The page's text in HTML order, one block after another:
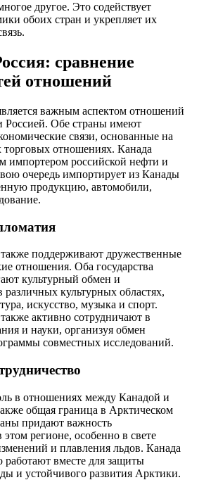
другое. Это содействует
обоих стран и укрепляет их
сравнение
отношений
важным аспектом отношений
Россией. Обе страны имеют
связи, основанные на
отношениях. Канада
импортером российской нефти и
очередь импортирует из Канады
продукцию, автомобили,
поддерживают дружественные
отношения. Оба государства
культурный обмен и
различных культурных областях,
искусство, музыка и спорт.
активно сотрудничают в
и науки, организуя обмен
совместных исследований.
в отношениях между Канадой и
общая граница в Арктическом
придают важность
этом регионе, особенно в свете
и плавления льдов. Канада
работают вместе для защиты
и устойчивого развития Арктики.